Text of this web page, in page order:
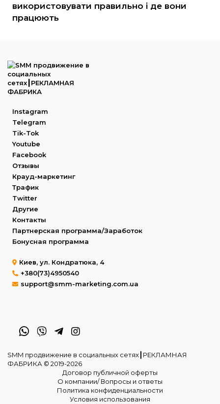
використовувати правильно і де вони
працюють
Instagram
Telegram
Tik-Tok
Youtube
Facebook
Отзывы
Крауд-маркетинг
Трафик
Twitter
Другие
Контакты
Партнерская программа/Заработок
Бонусная программа
Киев, ул. Кондратюка, 4
+380(73)4950540
support@smm-marketing.com.ua
SMM продвижение в социальных сетях┃РЕКЛАМНАЯ
ФАБРИКА © 2019-2026
Договор публичной оферты
О компании/ Вопросы и ответы
Политика конфиденциальности
Условия использования